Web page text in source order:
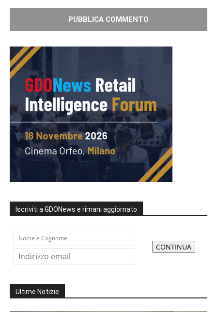
Iscriviti a GDONews e rimani aggiornato
Ultime Notizie